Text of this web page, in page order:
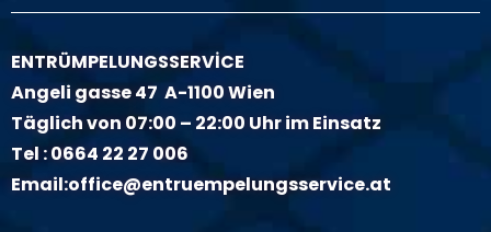
ENTRÜMPELUNGSSERVİCE
Angeli gasse 47 A-1100 Wien
Täglich von 07:00 – 22:00 Uhr im Einsatz
Tel :0664 22 27 006
Email:office@entruempelungsservice.at